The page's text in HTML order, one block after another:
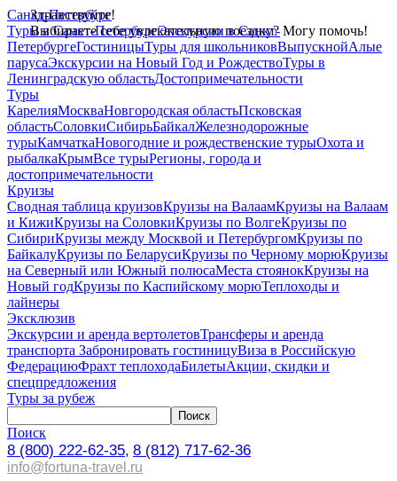
Здравствуйте!
Выбираете себе увлекательную поездку? Могу помочь!
Санкт-Петербург
Туры в Санкт-ПетербургЭкскурсии в Санкт-
ПетербургеГостиницыТуры для школьниковВыпускнойАлые
парусаЭкскурсии на Новый Год и РождествоТуры в
Ленинградскую областьДостопримечательности
Туры
КарелияМоскваНовгородская областьПсковская
областьСоловкиСибирьБайкалЖелезнодорожные
турыКамчаткаНовогодние и рождественские турыОхота и
рыбалкаКрымВсе турыРегионы, города и
достопримечательности
Круизы
Сводная таблица круизовКруизы на ВалаамКруизы на Валаам
и КижиКруизы на СоловкиКруизы по ВолгеКруизы по
СибириКруизы между Москвой и ПетербургомКруизы по
БайкалуКруизы по БеларусиКруизы по Черному морюКруизы
на Северный или Южный полюсаМеста стоянокКруизы на
Новый годКруизы по Каспийскому морюТеплоходы и
лайнеры
Эксклюзив
Экскурсии и аренда вертолетовТрансферы и аренда
транспорта Забронировать гостиницуВиза в Российскую
ФедерациюФрахт теплоходаБилетыАкции, скидки и
спецпредложения
Туры за рубеж
Поиск
8 (800) 222-62-35, 8 (812) 717-62-36
info@fortuna-travel.ru